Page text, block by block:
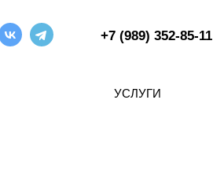
+7 (989) 352-85-11
УСЛУГИ